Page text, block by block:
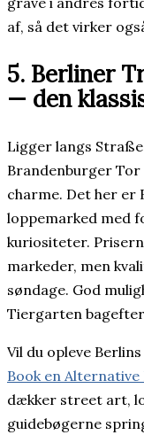
af, så det virker
5. Berliner
— den
Ligger langs
Brandenburger Tor
charme. Det her er
loppemarked med
kuriositeter.
markeder, men
søndage. God
Tiergarten
Vil du opleve
Book en
dækker street art,
guidebøgerne